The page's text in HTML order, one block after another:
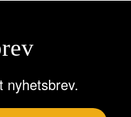
nyhetsbrev.